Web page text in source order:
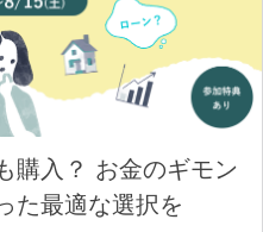
購入？ お金のギモン
た最適な選択を